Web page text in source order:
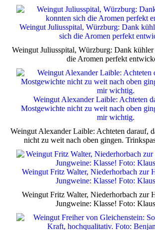
Weingut Juliusspital, Würzburg: Dank
sich die Aromen perfekt
Weingut Juliusspital, Würzburg: Dank
die Aromen perfekt
Weingut Alexander Laible: Achteten
Mostgewichte nicht zu weit nach oben
mir wichtig.
Weingut Alexander Laible: Achteten darauf,
nicht zu weit nach oben gingen.
Weingut Fritz Walter, Niederhorbach zur
Jungweine: Klasse! Foto:
Weingut Fritz Walter, Niederhorbach zur
Jungweine: Klasse! Foto: